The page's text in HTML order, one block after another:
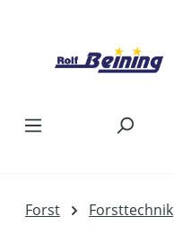
Forst Forsttechnik